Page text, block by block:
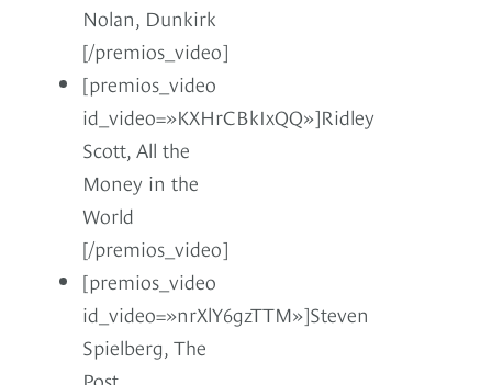
Nolan, Dunkirk
[/premios_video]
[premios_video
id_video=»KXHrCBkIxQQ»]Ridley
Scott, All the
Money in the
World
[/premios_video]
[premios_video
id_video=»nrXlY6gzTTM»]Steven
Spielberg, The
Post